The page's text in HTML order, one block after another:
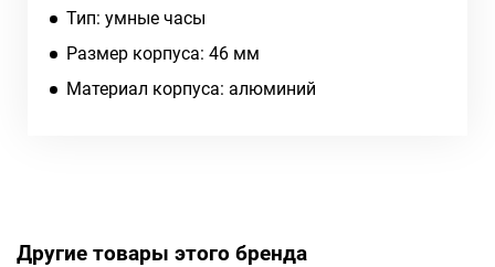
Тип: умные часы
Размер корпуса: 46 мм
Материал корпуса: алюминий
Другие товары этого бренда